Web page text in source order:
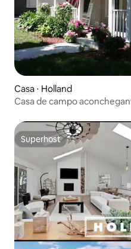
Casa ⋅ Holland
Casa de campo
Superhost
Superhost